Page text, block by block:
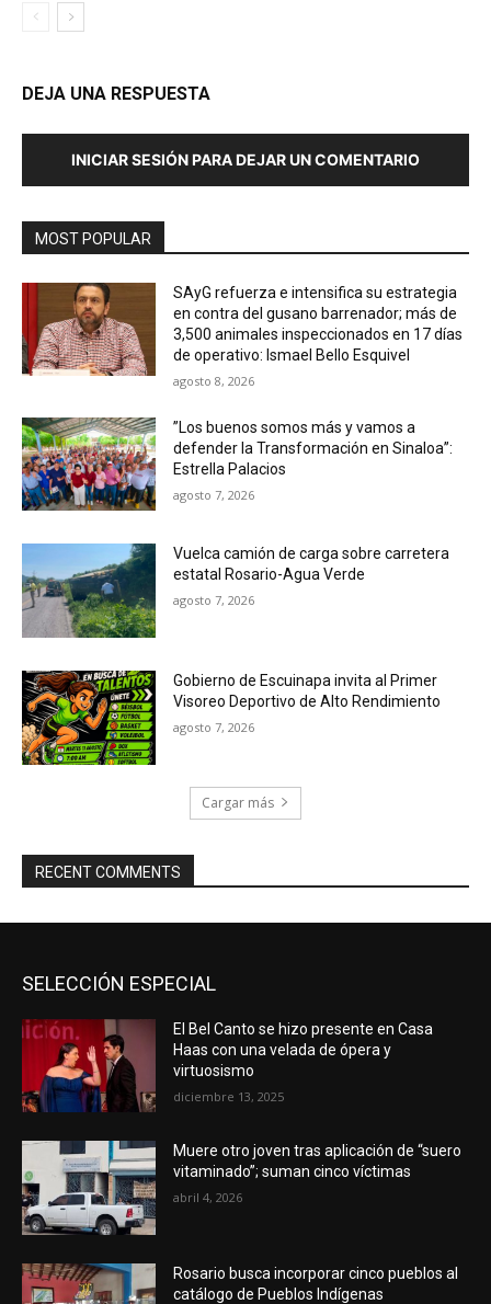
DEJA UNA RESPUESTA
INICIAR SESIÓN PARA DEJAR UN COMENTARIO
MOST POPULAR
SAyG refuerza e intensifica su estrategia
en contra del gusano barrenador; más de
3,500 animales inspeccionados en 17 días
de operativo: Ismael Bello Esquivel
agosto 8, 2026
”Los buenos somos más y vamos a
defender la Transformación en Sinaloa”:
Estrella Palacios
agosto 7, 2026
Vuelca camión de carga sobre carretera
estatal Rosario-Agua Verde
agosto 7, 2026
Gobierno de Escuinapa invita al Primer
Visoreo Deportivo de Alto Rendimiento
agosto 7, 2026
Cargar más
RECENT COMMENTS
SELECCIÓN ESPECIAL
El Bel Canto se hizo presente en Casa
Haas con una velada de ópera y
virtuosismo
diciembre 13, 2025
Muere otro joven tras aplicación de “suero
vitaminado”; suman cinco víctimas
abril 4, 2026
Rosario busca incorporar cinco pueblos al
catálogo de Pueblos Indígenas